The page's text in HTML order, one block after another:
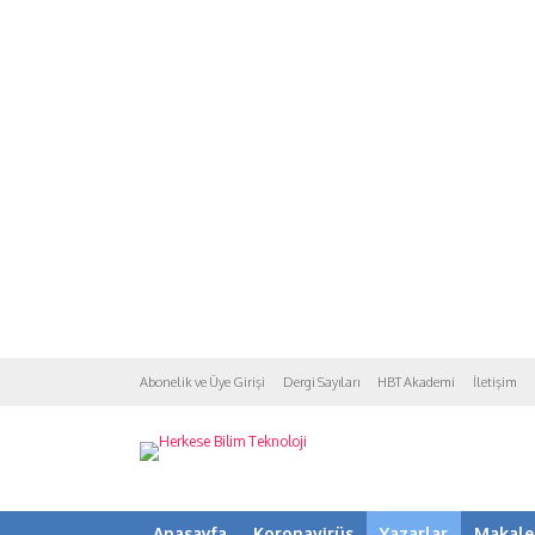
Abonelik ve Üye Girişi Dergi Sayıları HBT Akademi İletişim